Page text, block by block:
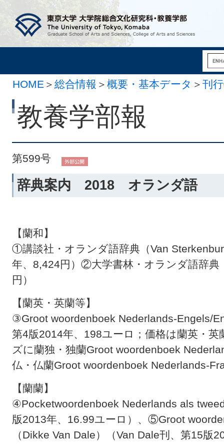
HOME ＞ 総合情報 ＞ 概要・基本データ ＞ 刊
月 2日）
教養学部報
第599号
辞典案内 2018 オランダ語
【蘭和】
①講談社・オランダ語辞典（Van
年、8,424円）②大学書林・オランダ語辞典
円）
【蘭英・英蘭等】
③Groot woordenboek Nederlands-Engels/
第4版2014年、198ユーロ；価格は蘭英・
ズに蘭独・独蘭Groot woordenboek
仏・仏蘭Groot woordenboek Neder­lands-
【蘭蘭】
④Pocketwoordenboek Nederlands als
版2013年、16.99ユーロ）、⑤Groot
（Dikke Van Dale）（Van Dale刊、第15版